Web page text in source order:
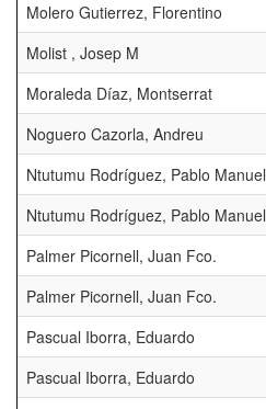
Molero Gutierrez, Florentino
Molist , Josep M
Moraleda Díaz, Montserrat
Noguero Cazorla, Andreu
Ntutumu Rodríguez, Pablo Manuel
Ntutumu Rodríguez, Pablo Manuel
Palmer Picornell, Juan Fco.
Palmer Picornell, Juan Fco.
Pascual Iborra, Eduardo
Pascual Iborra, Eduardo